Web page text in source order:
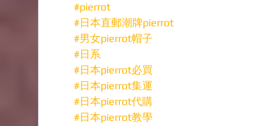
#pierrot
#日本直郵潮牌pierrot
#男女pierrot帽子
#日系
#日本pierrot必買
#日本pierrot集運
#日本pierrot代購
#日本pierrot教學